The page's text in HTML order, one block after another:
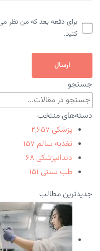
برای دفعه بعد که من نظر
کنید.
ارسال
جستجو
دسته‌های منتخب
پزشکی ۲,۶۵۷
تغذیه سالم ۱۵۷
دندانپزشکی ۶۸
طب سنتی ۱۵۱
جدیدترین مطالب